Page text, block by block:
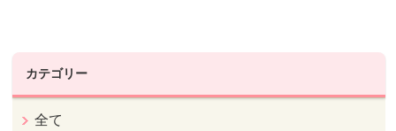
カテゴリー
全て